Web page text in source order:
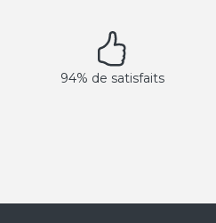
94% de satisfaits